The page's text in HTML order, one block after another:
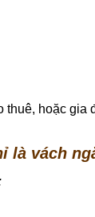
thuê, hoặc gia
là vách